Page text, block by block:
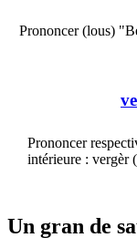
Prononcer (lous)
Prononcer
intérieure :
Un gran de